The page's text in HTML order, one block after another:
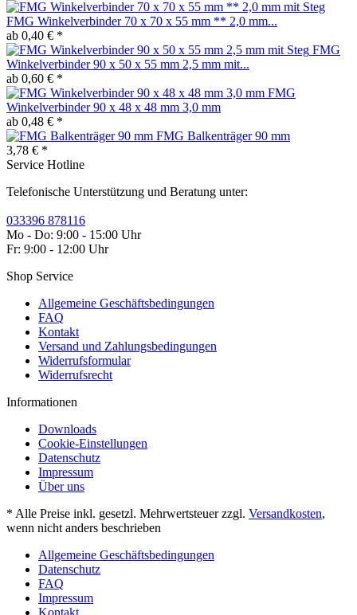
FMG Winkelverbinder 70 x 70 x 55 mm ** 2,0 mm...
ab 0,40 € *
FMG
Winkelverbinder 90 x 50 x 55 mm 2,5 mm mit...
ab 0,60 € *
FMG
Winkelverbinder 90 x 48 x 48 mm 3,0 mm
ab 0,48 € *
FMG Balkenträger 90 mm
3,78 € *
Service Hotline
Telefonische Unterstützung und Beratung unter:
033396 878116
Mo - Do: 9:00 - 15:00 Uhr
Fr: 9:00 - 12:00 Uhr
Shop Service
Allgemeine Geschäftsbedingungen
FAQ
Kontakt
Versand und Zahlungsbedingungen
Widerrufsformular
Widerrufsrecht
Informationen
Downloads
Cookie-Einstellungen
Datenschutz
Impressum
Über uns
* Alle Preise inkl. gesetzl. Mehrwertsteuer zzgl. Versandkosten,
wenn nicht anders beschrieben
Allgemeine Geschäftsbedingungen
Datenschutz
FAQ
Impressum
Kontakt